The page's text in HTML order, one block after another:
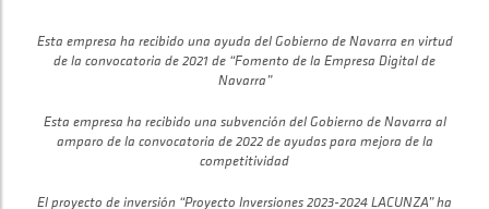
Esta empresa ha recibido una ayuda del Gobierno de Navarra en virtud
de la convocatoria de 2021 de “Fomento de la Empresa Digital de
Navarra”
Esta empresa ha recibido una subvención del Gobierno de Navarra al
amparo de la convocatoria de 2022 de ayudas para mejora de la
competitividad
El proyecto de inversión “Proyecto Inversiones 2023-2024 LACUNZA” ha